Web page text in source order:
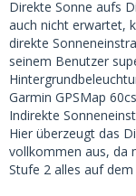
Direkte Sonne aufs
auch nicht erwartet,
direkte
seinem Benutzer
Garmin GPSMap
Indirekte
Hier überzeugt das
vollkommen aus, da
Stufe 2 alles auf